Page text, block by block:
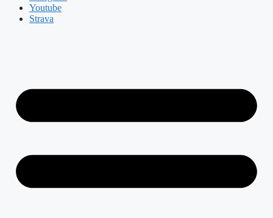
Youtube
Strava